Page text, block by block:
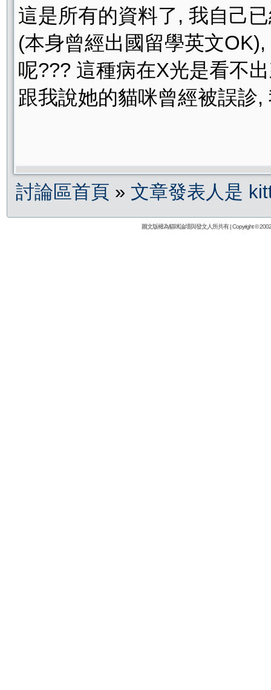
這是所有的資料了, 我自己
(本身曾經出國留學英文
呢??? 這種病在X光是看不
跟我說她的貓咪曾經被誤診,
討論區首頁 » 文章發表人是
圖文版權為貓咪論壇與發文人所共有 | Copyright ©